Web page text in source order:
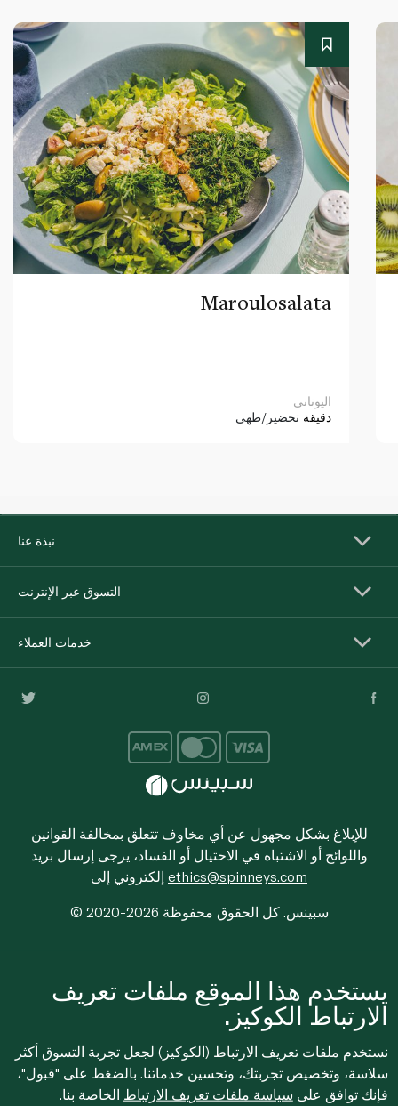
Maroulosalata
اليوناني
دقيقة تحضير/طهي
نبذة عنا
التسوق عبر الإنترنت
خدمات العملاء
للإبلاغ بشكل مجهول عن أي مخاوف تتعلق بمخالفة القوانين
واللوائح أو الاشتباه في الاحتيال أو الفساد، يرجى إرسال بريد
ethics@spinneys.com
© 2020-2026 سبينس. كل الحقوق محفوظة
يستخدم هذا الموقع ملفات تعريف
الارتباط الكوكيز.
نستخدم ملفات تعريف الارتباط (الكوكيز) لجعل تجربة التسوق أكثر
سلاسة، وتخصيص تجربتك، وتحسين خدماتنا. بالضغط على "قبول"،
فإنك توافق على سياسة ملفات تعريف الارتباط الخاصة بنا.